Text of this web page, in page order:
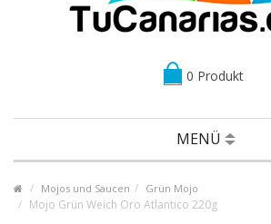
0 Produkt
MENÜ
Mojos und Saucen Grün Mojo
Mojo Grün Weich Oro Atlantico 220g